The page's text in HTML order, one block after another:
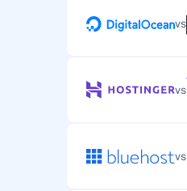
vs
vs
vs